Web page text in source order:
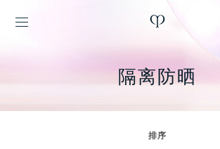
隔离防晒
排序